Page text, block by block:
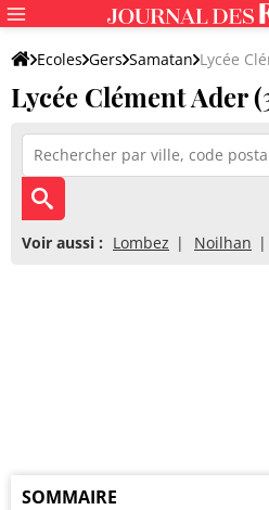
Ecoles Gers Samatan Lycée
Lycée Clément Ader
Voir aussi : Lombez Noilhan
SOMMAIRE